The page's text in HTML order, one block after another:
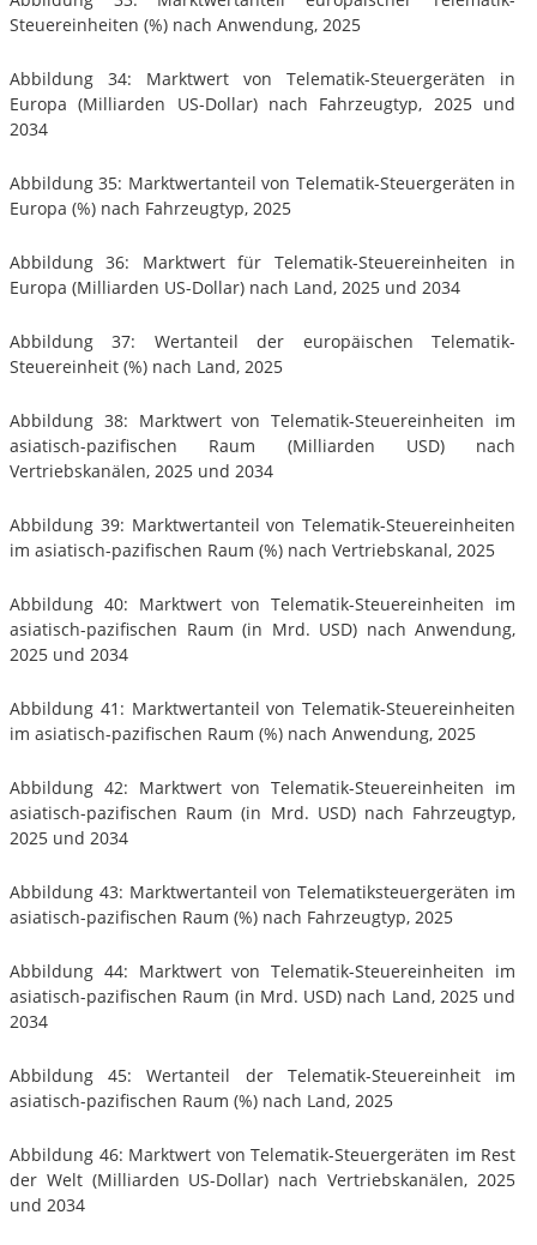
Steuereinheiten (%) nach Anwendung, 2025
Abbildung 34: Marktwert von Telematik-Steuergeräten in
Europa (Milliarden US-Dollar) nach Fahrzeugtyp, 2025 und
2034
Abbildung 35: Marktwertanteil von Telematik-Steuergeräten in
Europa (%) nach Fahrzeugtyp, 2025
Abbildung 36: Marktwert für Telematik-Steuereinheiten in
Europa (Milliarden US-Dollar) nach Land, 2025 und 2034
Abbildung 37: Wertanteil der europäischen Telematik-
Steuereinheit (%) nach Land, 2025
Abbildung 38: Marktwert von Telematik-Steuereinheiten im
asiatisch-pazifischen Raum (Milliarden USD) nach
Vertriebskanälen, 2025 und 2034
Abbildung 39: Marktwertanteil von Telematik-Steuereinheiten
im asiatisch-pazifischen Raum (%) nach Vertriebskanal, 2025
Abbildung 40: Marktwert von Telematik-Steuereinheiten im
asiatisch-pazifischen Raum (in Mrd. USD) nach Anwendung,
2025 und 2034
Abbildung 41: Marktwertanteil von Telematik-Steuereinheiten
im asiatisch-pazifischen Raum (%) nach Anwendung, 2025
Abbildung 42: Marktwert von Telematik-Steuereinheiten im
asiatisch-pazifischen Raum (in Mrd. USD) nach Fahrzeugtyp,
2025 und 2034
Abbildung 43: Marktwertanteil von Telematiksteuergeräten im
asiatisch-pazifischen Raum (%) nach Fahrzeugtyp, 2025
Abbildung 44: Marktwert von Telematik-Steuereinheiten im
asiatisch-pazifischen Raum (in Mrd. USD) nach Land, 2025 und
2034
Abbildung 45: Wertanteil der Telematik-Steuereinheit im
asiatisch-pazifischen Raum (%) nach Land, 2025
Abbildung 46: Marktwert von Telematik-Steuergeräten im Rest
der Welt (Milliarden US-Dollar) nach Vertriebskanälen, 2025
und 2034